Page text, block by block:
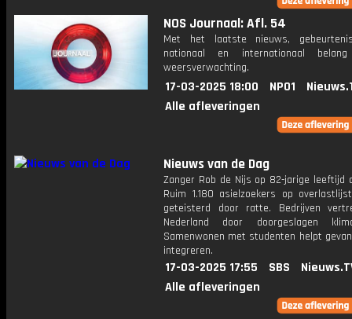
NOS Journaal: Afl. 54
Met het laatste nieuws,
nationaal en internationaal
weersverwachting.
17-03-2025 18:00 NPO1
Alle afleveringen
Nieuws van de Dag
Zanger Rob de Nijs op 82-jarige leeftijd
Ruim 1.180 asielzoekers op
geteisterd door ratte. Bedrijven
Nederland door doorgeslagen
Samenwonen met studenten helpt
integreren.
17-03-2025 17:55 SBS
Alle afleveringen